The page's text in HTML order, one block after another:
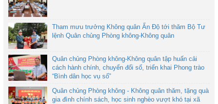
Tham mưu trưởng Không quân Ấn Độ tới thăm Bộ Tư
lệnh Quân chủng Phòng không-Không quân
Quân chủng Phòng không-Không quân tập huấn cải
cách hành chính, chuyển đổi số, triển khai Phong trào
“Bình dân học vụ số”
Quân chủng Phòng không - Không quân thăm, tặng quà
gia đình chính sách, học sinh nghèo vượt khó tại xã